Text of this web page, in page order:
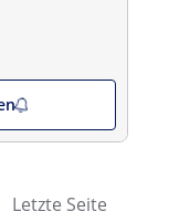
Letzte Seite